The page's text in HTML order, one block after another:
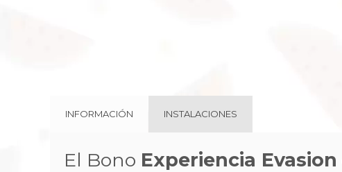
INFORMACIÓN INSTALACIONES
El Bono Experiencia Evasion